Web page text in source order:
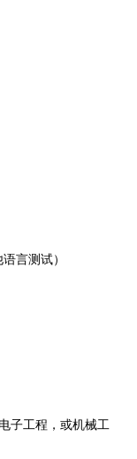
言测试）
子工程，或机械工